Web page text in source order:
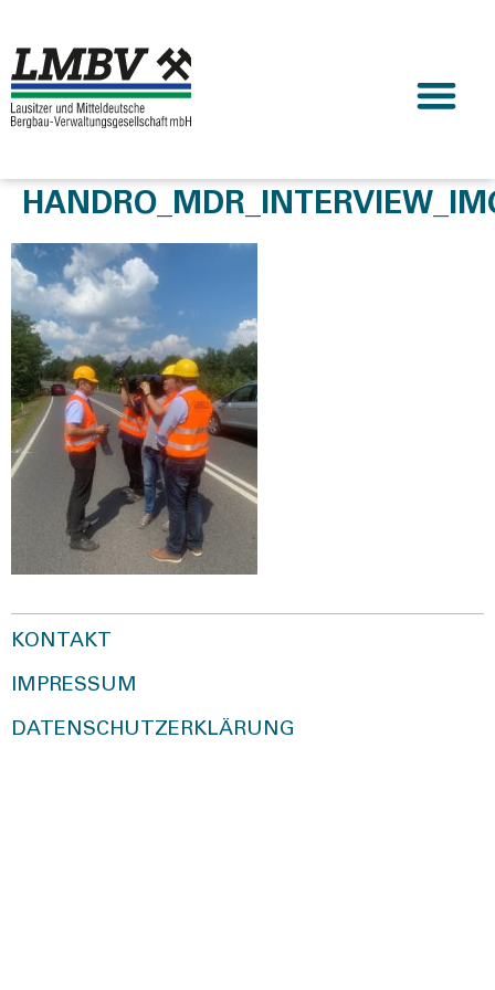
KONTAKT
IMPRESSUM
DATENSCHUTZERKLÄRUNG